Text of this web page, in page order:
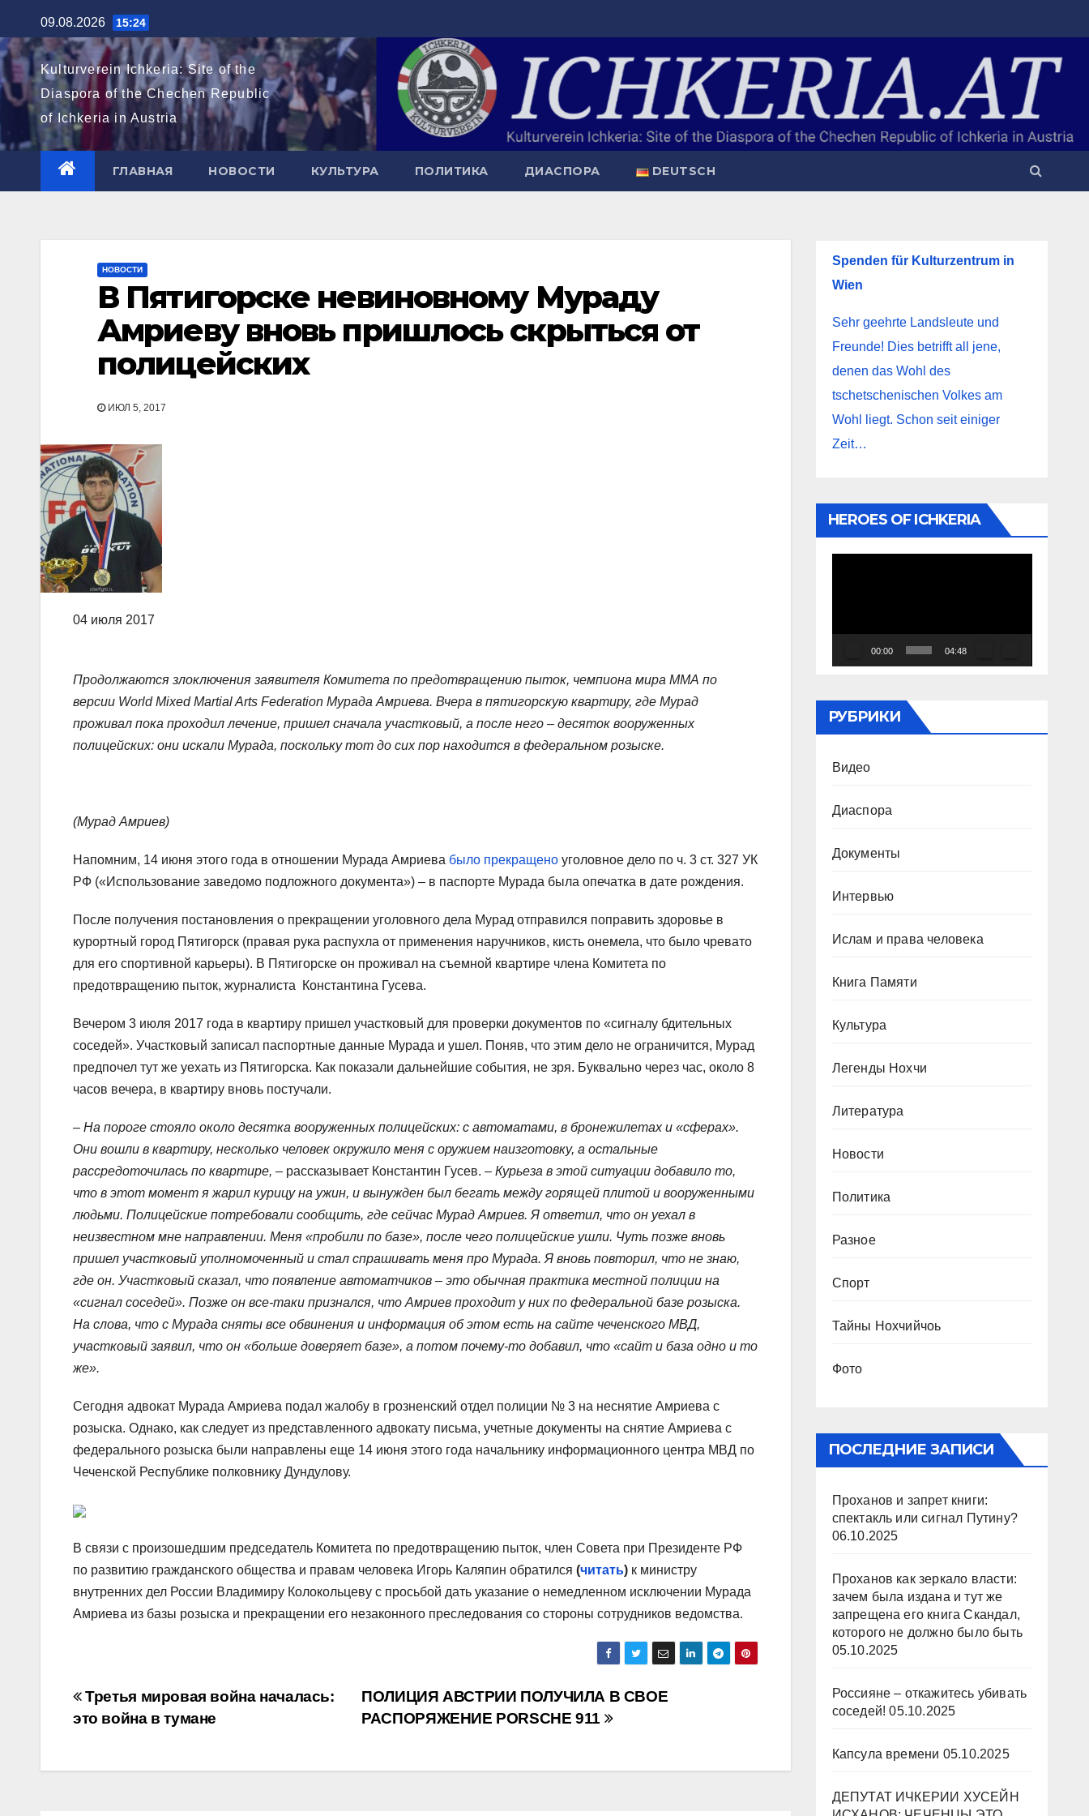
к
содержимому
09.08.2026 15:24
Kulturverein Ichkeria: Site of the
Diaspora of the Chechen Republic
of Ichkeria in Austria
ГЛАВНАЯ НОВОСТИ КУЛЬТУРА ПОЛИТИКА ДИАСПОРА DEUTSCH
НОВОСТИ
В Пятигорске невиновному Мураду
Амриеву вновь пришлось скрыться от
полицейских
ИЮЛ 5, 2017
04 июля 2017
Продолжаются злоключения заявителя Комитета по предотвращению пыток, чемпиона мира ММА по
версии World Mixed Martial Arts Federation Мурада Амриева. Вчера в пятигорскую квартиру, где Мурад
проживал пока проходил лечение, пришел сначала участковый, а после него – десяток вооруженных
полицейских: они искали Мурада, поскольку тот до сих пор находится в федеральном розыске.
(Мурад Амриев)
Напомним, 14 июня этого года в отношении Мурада Амриева было прекращено уголовное дело по ч. 3 ст. 327 УК
РФ («Использование заведомо подложного документа») – в паспорте Мурада была опечатка в дате рождения.
После получения постановления о прекращении уголовного дела Мурад отправился поправить здоровье в
курортный город Пятигорск (правая рука распухла от применения наручников, кисть онемела, что было чревато
для его спортивной карьеры). В Пятигорске он проживал на съемной квартире члена Комитета по
предотвращению пыток, журналиста Константина Гусева.
Вечером 3 июля 2017 года в квартиру пришел участковый для проверки документов по «сигналу бдительных
соседей». Участковый записал паспортные данные Мурада и ушел. Поняв, что этим дело не ограничится, Мурад
предпочел тут же уехать из Пятигорска. Как показали дальнейшие события, не зря. Буквально через час, около 8
часов вечера, в квартиру вновь постучали.
– На пороге стояло около десятка вооруженных полицейских: с автоматами, в бронежилетах и «сферах».
Они вошли в квартиру, несколько человек окружило меня с оружием наизготовку, а остальные
рассредоточилась по квартире, – рассказывает Константин Гусев. – Курьеза в этой ситуации добавило то,
что в этот момент я жарил курицу на ужин, и вынужден был бегать между горящей плитой и вооруженными
людьми. Полицейские потребовали сообщить, где сейчас Мурад Амриев. Я ответил, что он уехал в
неизвестном мне направлении. Меня «пробили по базе», после чего полицейские ушли. Чуть позже вновь
пришел участковый уполномоченный и стал спрашивать меня про Мурада. Я вновь повторил, что не знаю,
где он. Участковый сказал, что появление автоматчиков – это обычная практика местной полиции на
«сигнал соседей». Позже он все-таки признался, что Амриев проходит у них по федеральной базе розыска.
На слова, что с Мурада сняты все обвинения и информация об этом есть на сайте чеченского МВД,
участковый заявил, что он «больше доверяет базе», а потом почему-то добавил, что «сайт и база одно и то
же».
Сегодня адвокат Мурада Амриева подал жалобу в грозненский отдел полиции № 3 на неснятие Амриева с
розыска. Однако, как следует из представленного адвокату письма, учетные документы на снятие Амриева с
федерального розыска были направлены еще 14 июня этого года начальнику информационного центра МВД по
Чеченской Республике полковнику Дундулову.
В связи с произошедшим председатель Комитета по предотвращению пыток, член Совета при Президенте РФ
по развитию гражданского общества и правам человека Игорь Каляпин обратился (читать) к министру
внутренних дел России Владимиру Колокольцеву с просьбой дать указание о немедленном исключении Мурада
Амриева из базы розыска и прекращении его незаконного преследования со стороны сотрудников ведомства.
Навигация
по
ПОЛИЦИЯ АВСТРИИ ПОЛУЧИЛА В СВОЕ
РАСПОРЯЖЕНИЕ PORSCHE 911
Третья мировая война началась:
это война в тумане
Spenden für Kulturzentrum in
Wien
Sehr geehrte Landsleute und
Freunde! Dies betrifft all jene,
denen das Wohl des
tschetschenischen Volkes am
Wohl liegt. Schon seit einiger
Zeit…
HEROES OF ICHKERIA
00:00 04:48
РУБРИКИ
Видео
Диаспора
Документы
Интервью
Ислам и права человека
Книга Памяти
Культура
Легенды Нохчи
Литература
Новости
Политика
Разное
Спорт
Тайны Нохчийчоь
Фото
ПОСЛЕДНИЕ ЗАПИСИ
Проханов и запрет книги:
спектакль или сигнал Путину?
06.10.2025
Проханов как зеркало власти:
зачем была издана и тут же
запрещена его книга Скандал,
которого не должно было быть
05.10.2025
Россияне – откажитесь убивать
соседей! 05.10.2025
Капсула времени 05.10.2025
ДЕПУТАТ ИЧКЕРИИ ХУСЕЙН